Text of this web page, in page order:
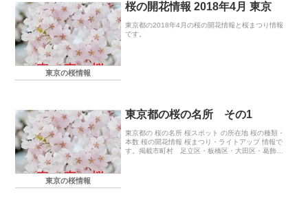
東京の桜情報
桜の開花情報 2018年4月 東京
東京都の2018年4月の桜の開花情報と桜まつり情報
です。
東京の桜情報
東京都の桜の名所 その1
東京都の 桜の名所 桜スポット の所在地 桜の種類・
本数 桜の開花情報 桜まつり・ライトアップ 情報で
す。掲載市町村 足立区・板橋区・大田区・葛飾